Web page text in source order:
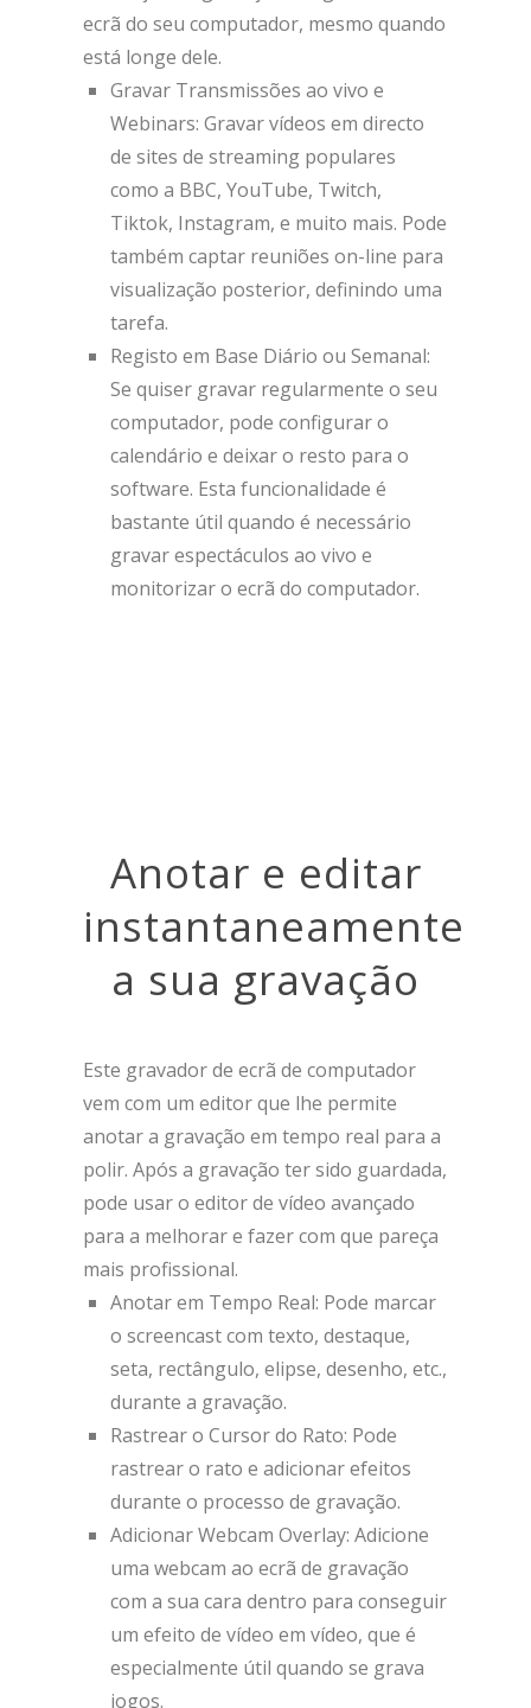
ecrã do seu computador, mesmo quando
está longe dele.
Gravar Transmissões ao vivo e
Webinars: Gravar vídeos em directo
de sites de streaming populares
como a BBC, YouTube, Twitch,
Tiktok, Instagram, e muito mais. Pode
também captar reuniões on-line para
visualização posterior, definindo uma
tarefa.
Registo em Base Diário ou Semanal:
Se quiser gravar regularmente o seu
computador, pode configurar o
calendário e deixar o resto para o
software. Esta funcionalidade é
bastante útil quando é necessário
gravar espectáculos ao vivo e
monitorizar o ecrã do computador.
Anotar e editar
instantaneamente
a sua gravação
Este gravador de ecrã de computador
vem com um editor que lhe permite
anotar a gravação em tempo real para a
polir. Após a gravação ter sido guardada,
pode usar o editor de vídeo avançado
para a melhorar e fazer com que pareça
mais profissional.
Anotar em Tempo Real: Pode marcar
o screencast com texto, destaque,
seta, rectângulo, elipse, desenho, etc.,
durante a gravação.
Rastrear o Cursor do Rato: Pode
rastrear o rato e adicionar efeitos
durante o processo de gravação.
Adicionar Webcam Overlay: Adicione
uma webcam ao ecrã de gravação
com a sua cara dentro para conseguir
um efeito de vídeo em vídeo, que é
especialmente útil quando se grava
jogos.